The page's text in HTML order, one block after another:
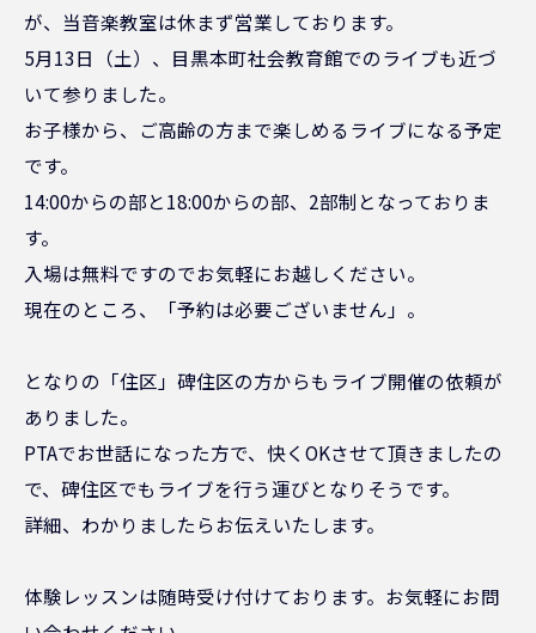
が、当音楽教室は休まず営業しております。
5月13日（土）、目黒本町社会教育館でのライブも近づ
いて参りました。
お子様から、ご高齢の方まで楽しめるライブになる予定
です。
14:00からの部と18:00からの部、2部制となっておりま
す。
入場は無料ですのでお気軽にお越しください。
現在のところ、「予約は必要ございません」。
となりの「住区」碑住区の方からもライブ開催の依頼が
ありました。
PTAでお世話になった方で、快くOKさせて頂きましたの
で、碑住区でもライブを行う運びとなりそうです。
詳細、わかりましたらお伝えいたします。
体験レッスンは随時受け付けております。お気軽にお問